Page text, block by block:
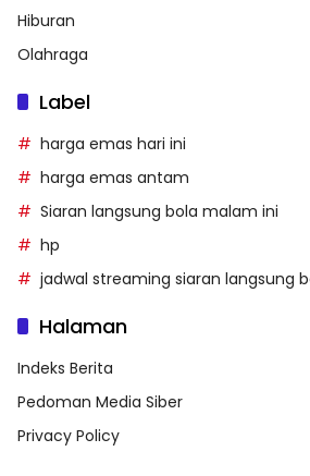
Hiburan
Olahraga
Label
harga emas hari ini
harga emas antam
Siaran langsung bola malam ini
hp
jadwal streaming siaran langsung
Halaman
Indeks Berita
Pedoman Media Siber
Privacy Policy